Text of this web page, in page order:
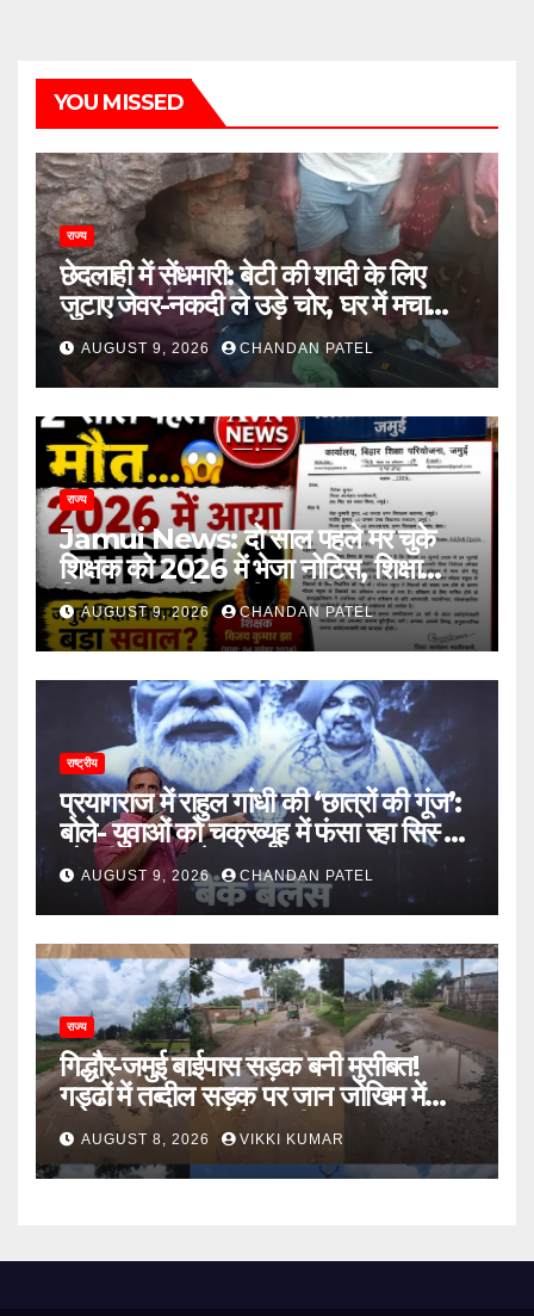
YOU MISSED
राज्य
छेदलाही में सेंधमारी: बेटी की शादी के लिए
जुटाए जेवर-नकदी ले उड़े चोर, घर में मचा
कोहराम
AUGUST 9, 2026 CHANDAN PATEL
राज्य
Jamui News: दो साल पहले मर चुके
शिक्षक को 2026 में भेजा नोटिस, शिक्षा
विभाग की कार्यप्रणाली पर गंभीर सवाल
AUGUST 9, 2026 CHANDAN PATEL
राष्ट्रीय
प्रयागराज में राहुल गांधी की ‘छात्रों की गूंज’:
बोले- युवाओं को चक्रव्यूह में फंसा रहा सिस्टम,
नौकरी के दरवाजे बंद
AUGUST 9, 2026 CHANDAN PATEL
राज्य
गिद्धौर-जमुई बाईपास सड़क बनी मुसीबत!
गड्ढों में तब्दील सड़क पर जान जोखिम में
डालकर सफर कर रहे ग्रामीण
AUGUST 8, 2026 VIKKI KUMAR